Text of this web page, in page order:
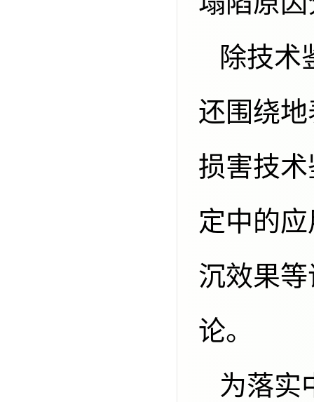
除技术鉴定内容外，与会委员和专家
还围绕
损害技
定中的
沉效果
论。
为落实中国煤炭学会关于加强分支机